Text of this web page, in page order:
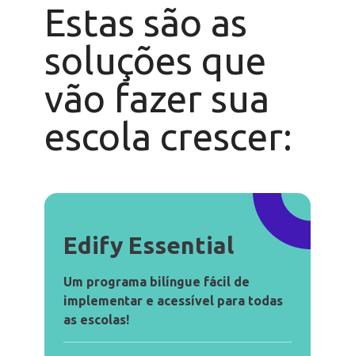
Estas são as
soluções que
vão fazer sua
escola crescer:
Edify Essential
Um programa bilíngue fácil de
implementar e acessível para todas
as escolas!